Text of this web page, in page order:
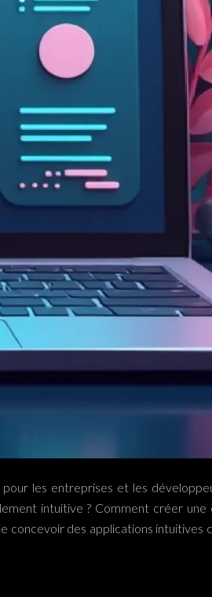
les entreprises et les
intuitive ? Comment créer
concevoir des applications intuitives